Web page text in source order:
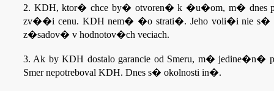
2. KDH, ktor� chce by� otvoren� k �u�om, m� dnes
zv��i cenu. KDH nem� �o strati�. Jeho voli�i nie s�
z�sadov� v hodnotov�ch veciach.
3. Ak by KDH dostalo garancie od Smeru, m�
Smer nepotreboval KDH. Dnes s� okolnosti in�.